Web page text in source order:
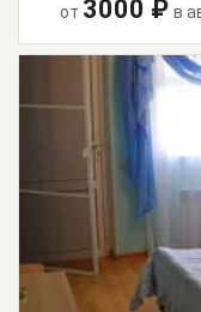
от 3000 ₽ в